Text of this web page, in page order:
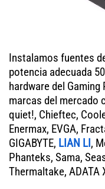
Instalamos fuentes
potencia adecuada
hardware del
marcas del mercado
quiet!, Chieftec,
Enermax, EVGA,
GIGABYTE, LIAN LI,
Phanteks, Sama,
Thermaltake, ADATA